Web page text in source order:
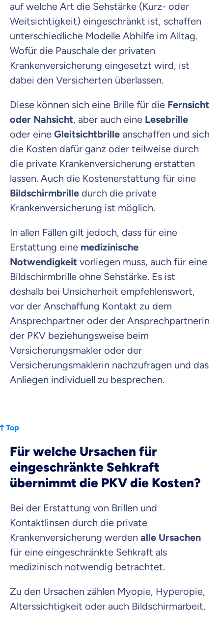
auf welche Art die Sehstärke (Kurz- oder
Weitsichtigkeit) eingeschränkt ist, schaffen
unterschiedliche Modelle Abhilfe im Alltag.
Wofür die Pauschale der privaten
Krankenversicherung eingesetzt wird, ist
dabei den Versicherten überlassen.
Diese können sich eine Brille für die Fernsicht
oder Nahsicht, aber auch eine Lesebrille
oder eine Gleitsichtbrille anschaffen und sich
die Kosten dafür ganz oder teilweise durch
die private Krankenversicherung erstatten
lassen. Auch die Kostenerstattung für eine
Bildschirmbrille durch die private
Krankenversicherung ist möglich.
In allen Fällen gilt jedoch, dass für eine
Erstattung eine medizinische
Notwendigkeit vorliegen muss, auch für eine
Bildschirmbrille ohne Sehstärke. Es ist
deshalb bei Unsicherheit empfehlenswert,
vor der Anschaffung Kontakt zu dem
Ansprechpartner oder der Ansprechpartnerin
der PKV beziehungsweise beim
Versicherungsmakler oder der
Versicherungsmaklerin nachzufragen und das
Anliegen individuell zu besprechen.
Top
Für welche Ursachen für
eingeschränkte Sehkraft
übernimmt die PKV die Kosten?
Bei der Erstattung von Brillen und
Kontaktlinsen durch die private
Krankenversicherung werden alle Ursachen
für eine eingeschränkte Sehkraft als
medizinisch notwendig betrachtet.
Zu den Ursachen zählen Myopie, Hyperopie,
Alterssichtigkeit oder auch Bildschirmarbeit.